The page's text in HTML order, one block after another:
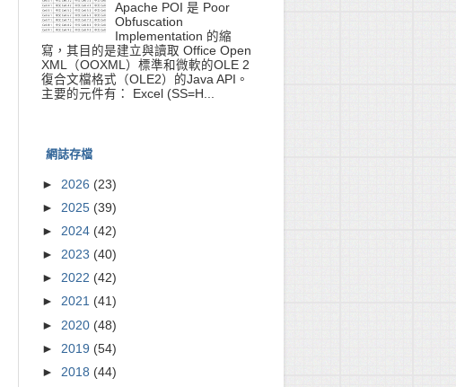
Apache POI 是 Poor
Obfuscation
Implementation 的縮
寫，其目的是建立與讀取 Office Open
XML（OOXML）標準和微軟的OLE 2
復合文檔格式（OLE2）的Java API。
主要的元件有： Excel (SS=H...
網誌存檔
► 2026 (23)
► 2025 (39)
► 2024 (42)
► 2023 (40)
► 2022 (42)
► 2021 (41)
► 2020 (48)
► 2019 (54)
► 2018 (44)